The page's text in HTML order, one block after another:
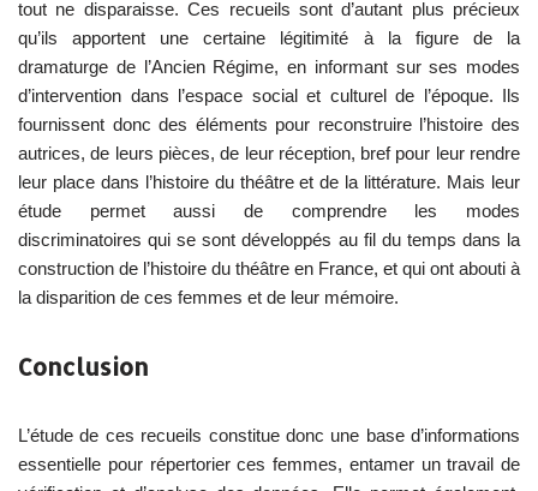
tout ne disparaisse. Ces recueils sont d’autant plus précieux
qu’ils apportent une certaine légitimité à la figure de la
dramaturge de l’Ancien Régime, en informant sur ses modes
d’intervention dans l’espace social et culturel de l’époque. Ils
fournissent donc des éléments pour reconstruire l’histoire des
autrices, de leurs pièces, de leur réception, bref pour leur rendre
leur place dans l’histoire du théâtre et de la littérature. Mais leur
étude permet aussi de comprendre les modes
discriminatoires qui se sont développés au fil du temps dans la
construction de l’histoire du théâtre en France, et qui ont abouti à
la disparition de ces femmes et de leur mémoire.
Conclusion
L’étude de ces recueils constitue donc une base d’informations
essentielle pour répertorier ces femmes, entamer un travail de